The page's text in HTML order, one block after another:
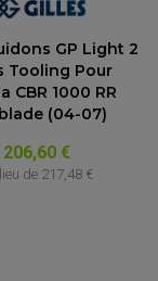
GP Light 2
Tooling Pour
CBR 1000 RR
(04-07)
206,60 €
de 217,48 €